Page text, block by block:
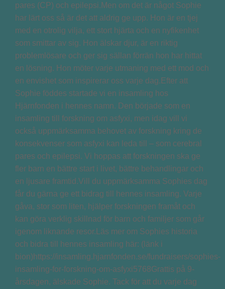
pares (CP) och epilepsi.Men om det är något Sophie
har lärt oss så är det att aldrig ge upp. Hon är en tjej
med en otrolig vilja, ett stort hjärta och en nyfikenhet
som smittar av sig. Hon älskar djur, är en riktig
problemlösare och ger sig sällan förrän hon har hittat
en lösning. Hon möter varje utmaning med ett mod och
en envishet som inspirerar oss varje dag.Efter att
Sophie föddes startade vi en insamling hos
Hjärnfonden i hennes namn. Den började som en
insamling till forskning om asfyxi, men idag vill vi
också uppmärksamma behovet av forskning kring de
konsekvenser som asfyxi kan leda till – som cerebral
pares och epilepsi. Vi hoppas att forskningen ska ge
fler barn en bättre start i livet, bättre behandlingar och
en ljusare framtid.Vill du uppmärksamma Sophies dag
får du gärna ge ett bidrag till hennes insamling. Varje
gåva, stor som liten, hjälper forskningen framåt och
kan göra verklig skillnad för barn och familjer som går
igenom liknande resor.Läs mer om Sophies historia
och bidra till hennes insamling här: (länk i
bion)https://insamling.hjarnfonden.se/fundraisers/sophies-
insamling-for-forskning-om-asfyxi5768Grattis på 9-
årsdagen, älskade Sophie. Tack för att du varje dag